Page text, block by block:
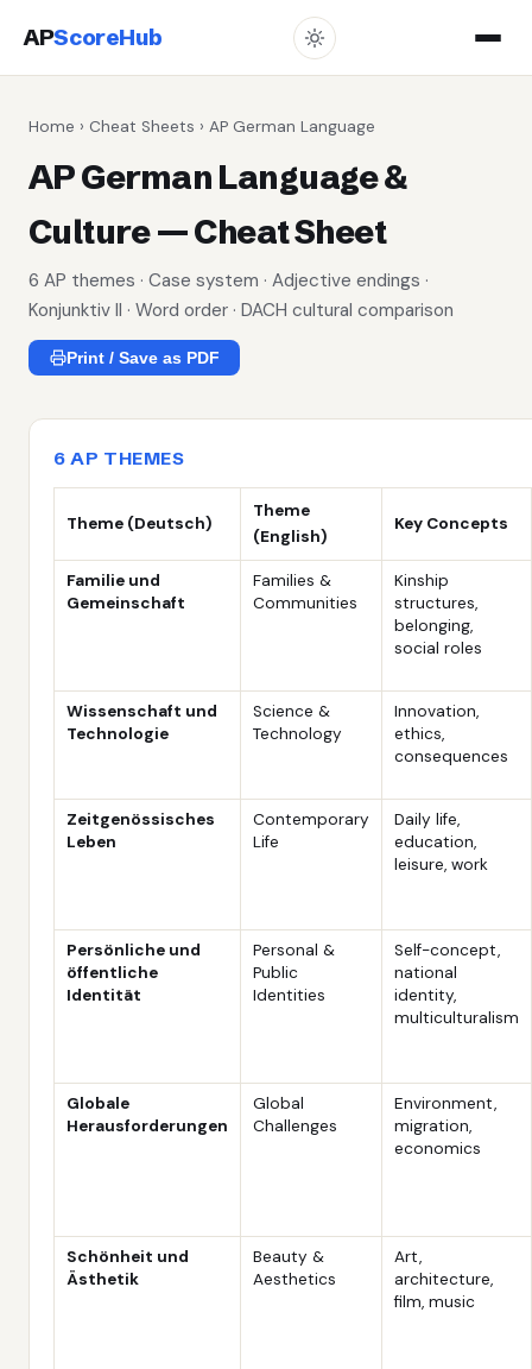
APScoreHub
Home › Cheat Sheets › AP German Language
AP German Language &
Culture — Cheat Sheet
6 AP themes · Case system · Adjective endings ·
Konjunktiv II · Word order · DACH cultural comparison
Print / Save as PDF
6 AP THEMES
Theme (Deutsch)
Theme
(English)
Key Concepts
Familie und
Gemeinschaft
Families &
Communities
Kinship
structures,
belonging,
social roles
Wissenschaft und
Technologie
Science &
Technology
Innovation,
ethics,
consequences
Zeitgenössisches
Leben
Contemporary
Life
Daily life,
education,
leisure, work
Persönliche und
öffentliche
Identität
Personal &
Public
Identities
Self-concept,
national
identity,
multiculturalism
Globale
Herausforderungen
Global
Challenges
Environment,
migration,
economics
Schönheit und
Ästhetik
Beauty &
Aesthetics
Art,
architecture,
film, music